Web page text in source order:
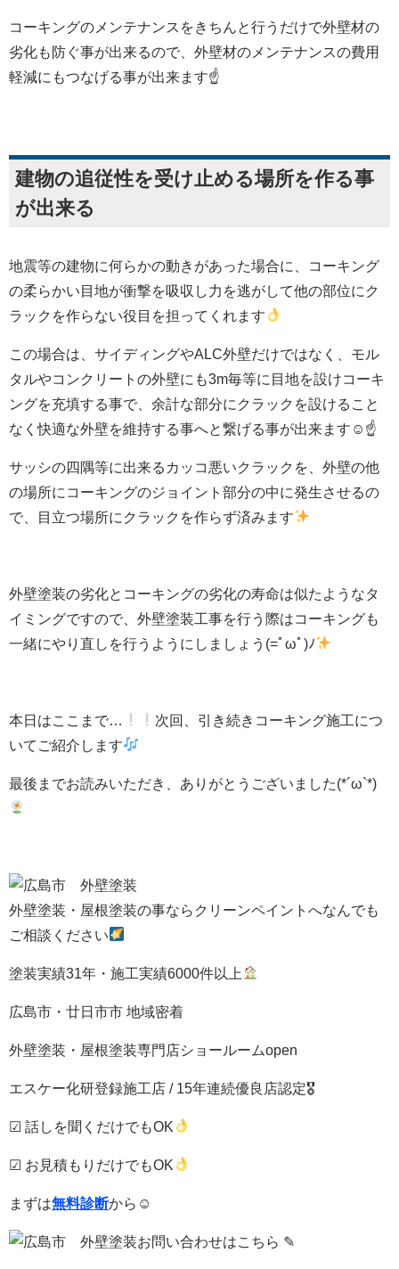
コーキングのメンテナンスをきちんと行うだけで外壁材の
劣化も防ぐ事が出来るので、外壁材のメンテナンスの費用
軽減にもつなげる事が出来ます☝
建物の追従性を受け止める場所を作る事
が出来る
地震等の建物に何らかの動きがあった場合に、コーキング
の柔らかい目地が衝撃を吸収し力を逃がして他の部位にク
ラックを作らない役目を担ってくれます
この場合は、サイディングやALC外壁だけではなく、モル
タルやコンクリートの外壁にも3m毎等に目地を設けコーキ
ングを充填する事で、余計な部分にクラックを設けること
なく快適な外壁を維持する事へと繋げる事が出来ます☺☝
サッシの四隅等に出来るカッコ悪いクラックを、外壁の他
の場所にコーキングのジョイント部分の中に発生させるの
で、目立つ場所にクラックを作らず済みます
外壁塗装の劣化とコーキングの劣化の寿命は似たようなタ
イミングですので、外壁塗装工事を行う際はコーキングも
一緒にやり直しを行うようにしましょう(=ﾟωﾟ)ﾉ
本日はここまで…
次回、引き続きコーキング施工につ
いてご紹介します
最後までお読みいただき、ありがとうございました(*´ω`*)
外壁塗装・屋根塗装の事ならクリーンペイントへなんでも
ご相談ください
塗装実績31年・施工実績6000件以上
広島市・廿日市市 地域密着
外壁塗装・屋根塗装専門店ショールームopen
エスケー化研登録施工店 / 15年連続優良店認定🎖
☑ 話しを聞くだけでもOK
☑ お見積もりだけでもOK
まずは無料診断から☺
お問い合わせはこちら ✎